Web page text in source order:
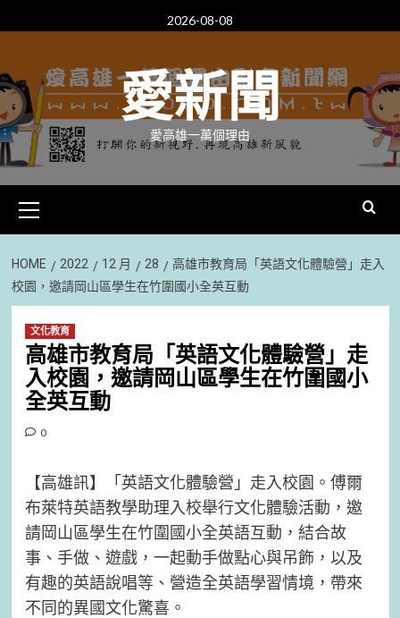
to
2026-08-08
愛新聞
愛高雄一萬個理由
Menu
HOME 2022 12 月 28
高雄市教育局「英語文化體驗營」走入
校園，邀請岡山區學生在竹圍國小全英互動
文化教育
高雄市教育局「英語文化體驗營」走
入校園，邀請岡山區學生在竹圍國小
全英互動
0
【高雄訊】「英語文化體驗營」走入校園。傅爾
布萊特英語教學助理入校舉行文化體驗活動，邀
請岡山區學生在竹圍國小全英語互動，結合故
事、手做、遊戲，一起動手做點心與吊飾，以及
有趣的英語說唱等、營造全英語學習情境，帶來
不同的異國文化驚喜。